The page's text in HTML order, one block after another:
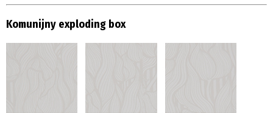
Komunijny exploding box